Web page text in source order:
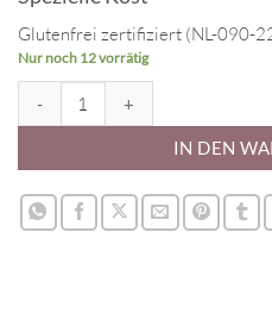
Glutenfrei zertifiziert (NL-090-
Nur noch 12 vorrätig
IN DEN